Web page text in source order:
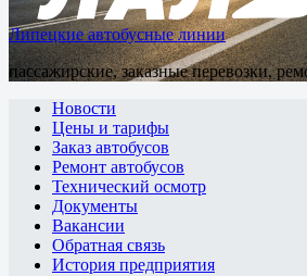
Липецкие автобусные линии
пассажирские, заказные перевозки,
Новости
Цены и тарифы
Заказ автобусов
Ремонт автобусов
Технический осмотр
Документы
Вакансии
Обратная связь
История предприятия